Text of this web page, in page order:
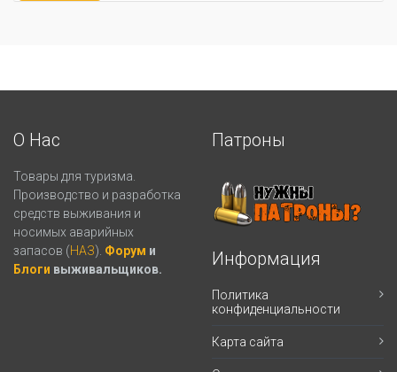
О Нас
Товары для туризма.
Производство и разработка
средств выживания и
носимых аварийных
запасов (НАЗ). Форум и
Блоги выживальщиков.
Патроны
Информация
Политика
конфиденциальности
Карта сайта